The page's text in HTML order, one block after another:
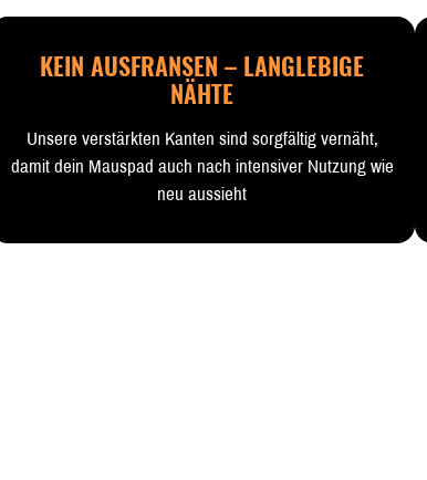
KEIN AUSFRANSEN – LANGLEBIGE
NÄHTE
Unsere verstärkten Kanten sind sorgfältig vernäht,
damit dein Mauspad auch nach intensiver Nutzung wie
neu aussieht